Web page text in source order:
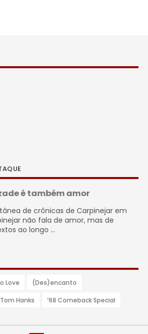
é também amor
de crônicas de Carpinejar em
não fala de amor, mas de
ao longo ...
Love (Des)encanto
Hanks ’68 Comeback Special